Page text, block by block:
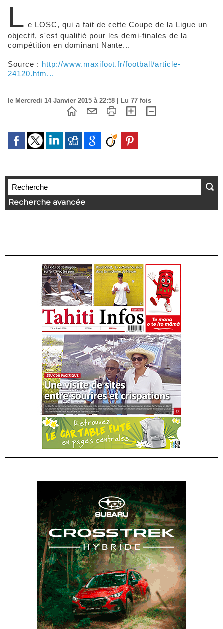
L e LOSC, qui a fait de cette Coupe de la Ligue un
objectif, s'est qualifié pour les demi-finales de la
compétition en dominant Nante...
Source : http://www.maxifoot.fr/football/article-
24120.htm...
le Mercredi 14 Janvier 2015 à 22:58 | Lu 77 fois
Recherche avancée